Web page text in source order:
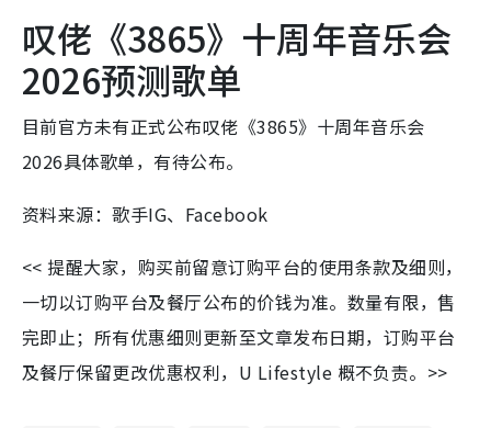
叹佬《3865》十周年音乐会
2026预测歌单
目前官方未有正式公布叹佬《3865》十周年音乐会
2026具体歌单，有待公布。
资料来源：歌手IG、Facebook
<< 提醒大家，购买前留意订购平台的使用条款及细则，
一切以订购平台及餐厅公布的价钱为准。数量有限，售
完即止；所有优惠细则更新至文章发布日期，订购平台
及餐厅保留更改优惠权利，U Lifestyle 概不负责。>>